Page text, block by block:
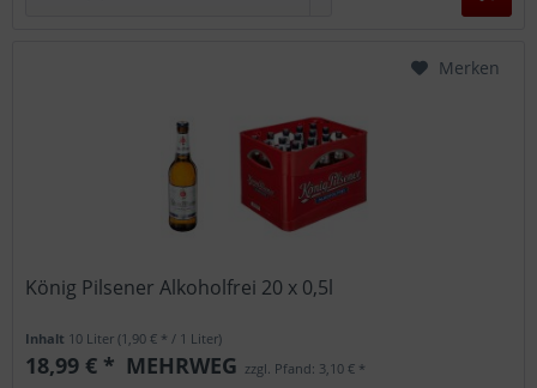
König Pilsener Alkoholfrei 20 x 0,5l
Inhalt 10 Liter(1,90 € * / 1 Liter)
18,99 € * MEHRWEG zzgl. Pfand: 3,10 € *
Merken